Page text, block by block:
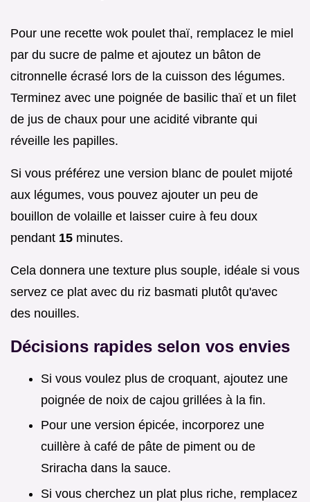
Pour une recette wok poulet thaï, remplacez le miel
par du sucre de palme et ajoutez un bâton de
citronnelle écrasé lors de la cuisson des légumes.
Terminez avec une poignée de basilic thaï et un filet
de jus de chaux pour une acidité vibrante qui
réveille les papilles.
Si vous préférez une version blanc de poulet mijoté
aux légumes, vous pouvez ajouter un peu de
bouillon de volaille et laisser cuire à feu doux
pendant 15 minutes.
Cela donnera une texture plus souple, idéale si vous
servez ce plat avec du riz basmati plutôt qu'avec
des nouilles.
Décisions rapides selon vos envies
Si vous voulez plus de croquant, ajoutez une
poignée de noix de cajou grillées à la fin.
Pour une version épicée, incorporez une
cuillère à café de pâte de piment ou de
Sriracha dans la sauce.
Si vous cherchez un plat plus riche, remplacez